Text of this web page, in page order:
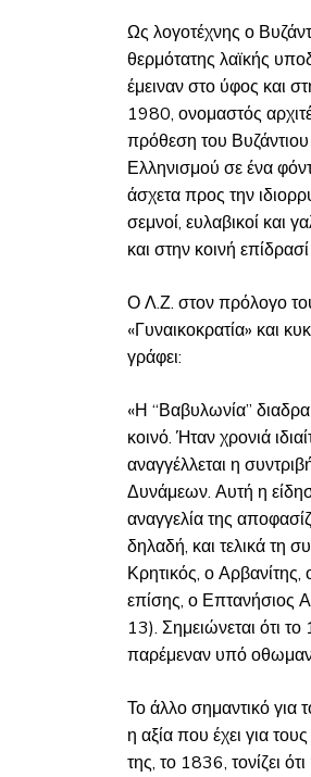
Ως λογοτέχνης ο
θερμότατης λαϊκής
έμειναν στο ύφος και
1980, ονομαστός
πρόθεση του
Ελληνισμού σε ένα
άσχετα προς την
σεμνοί, ευλαβικοί και
και στην κοινή
Ο Λ.Ζ. στον πρόλογο
«Γυναικοκρατία» και
γράφει:
«Η “Βαβυλωνία”
κοινό. Ήταν χρονιά
αναγγέλλεται η
Δυνάμεων. Αυτή η
αναγγελία της
δηλαδή, και τελικά τη
Κρητικός, ο
επίσης, ο Επτανήσιος
13). Σημειώνεται ότι
παρέμεναν υπό
Το άλλο σημαντικό για
η αξία που έχει για
της, το 1836, τονίζει